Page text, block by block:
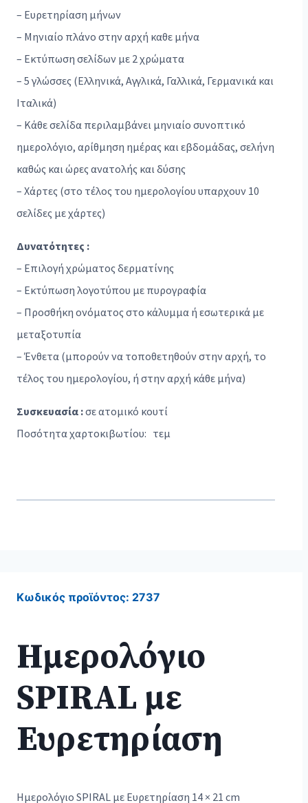
– Ευρετηρίαση μήνων
– Μηνιαίο πλάνο στην αρχή καθε μήνα
– Εκτύπωση σελίδων με 2 χρώματα
– 5 γλώσσες (Ελληνικά, Αγγλικά, Γαλλικά, Γερμανικά και
Ιταλικά)
– Κάθε σελίδα περιλαμβάνει μηνιαίο συνοπτικό
ημερολόγιο, αρίθμηση ημέρας και εβδομάδας, σελήνη
καθώς και ώρες ανατολής και δύσης
– Χάρτες (στο τέλος του ημερολογίου υπαρχουν 10
σελίδες με χάρτες)
Δυνατότητες :
– Επιλογή χρώματος δερματίνης
– Εκτύπωση λογοτύπου με πυρογραφία
– Προσθήκη ονόματος στο κάλυμμα ή εσωτερικά με
μεταξοτυπία
– Ένθετα (μπορούν να τοποθετηθούν στην αρχή, το
τέλος του ημερολογίου, ή στην αρχή κάθε μήνα)
Συσκευασία :σε ατομικό κουτί
Ποσότητα χαρτοκιβωτίου: τεμ
Κωδικός προϊόντος: 2737
Ημερολόγιο
SPIRAL με
Ευρετηρίαση
Ημερολόγιο SPIRAL με Ευρετηρίαση 14 × 21 cm